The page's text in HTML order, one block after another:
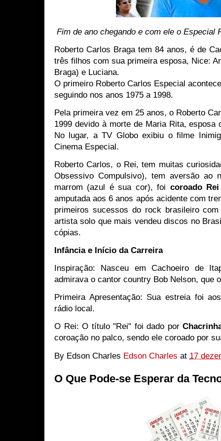
Fim de ano chegando e com ele o Especial
Roberto Carlos Braga tem 84 anos, é de
três filhos com sua primeira esposa, Nice:
Braga) e Luciana.
O primeiro Roberto Carlos Especial
seguindo nos anos 1975 a 1998.
Pela primeira vez em 25 anos, o Roberto
1999 devido à morte de Maria Rita, esposa
No lugar, a TV Globo exibiu o filme
Cinema Especial.
Roberto Carlos, o Rei, tem muitas
Obsessivo Compulsivo), tem aversão
marrom (azul é sua cor), foi coroado
amputada aos 6 anos após acidente com
primeiros sucessos do rock brasileiro
artista solo que mais vendeu discos no
cópias.
Infância e Início da Carreira
Inspiração: Nasceu em Cachoeiro de
admirava o cantor country Bob Nelson, que
Primeira Apresentação: Sua estreia foi
rádio local.
O Rei: O título "Rei" foi dado por
coroação no palco, sendo ele coroado por
By Edson Charles Edson Charles at 17
O Que Pode-se Esperar da